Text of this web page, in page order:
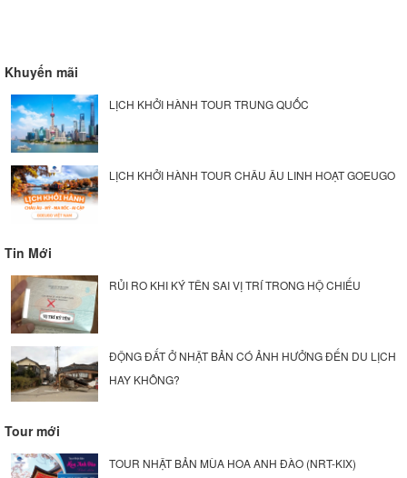
Khuyến mãi
LỊCH KHỞI HÀNH TOUR TRUNG QUỐC
LỊCH KHỞI HÀNH TOUR CHÂU ÂU LINH HOẠT GOEUGO
Tin Mới
RỦI RO KHI KÝ TÊN SAI VỊ TRÍ TRONG HỘ CHIẾU
ĐỘNG ĐẤT Ở NHẬT BẢN CÓ ẢNH HƯỞNG ĐẾN DU LỊCH
HAY KHÔNG?
Tour mới
TOUR NHẬT BẢN MÙA HOA ANH ĐÀO (NRT-KIX)